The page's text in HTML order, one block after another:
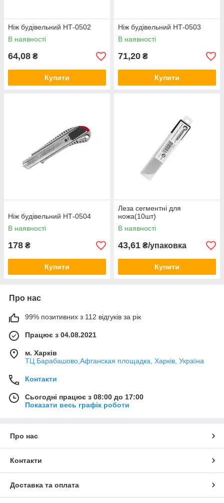
Ніж будівельний НТ-0502
В наявності
64,08 ₴
Купити
Ніж будівельний НТ-0503
В наявності
71,20 ₴
Купити
Ніж будівельний НТ-0504
В наявності
178 ₴
Купити
Леза сегментні для
ножа(10шт)
В наявності
43,61 ₴/упаковка
Купити
Про нас
99% позитивних з 112 відгуків за рік
Працює з 04.08.2021
м. Харків
ТЦ Барабашово,Афганская площадка, Харків, Україна
Контакти
Сьогодні працює з 08:00 до 17:00
Показати весь графік роботи
Про нас
Контакти
Доставка та оплата